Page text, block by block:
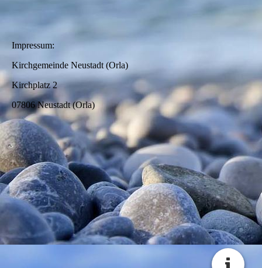
Impressum:
Kirchgemeinde Neustadt (Orla)
Kirchplatz 2
07806 Neustadt (Orla)